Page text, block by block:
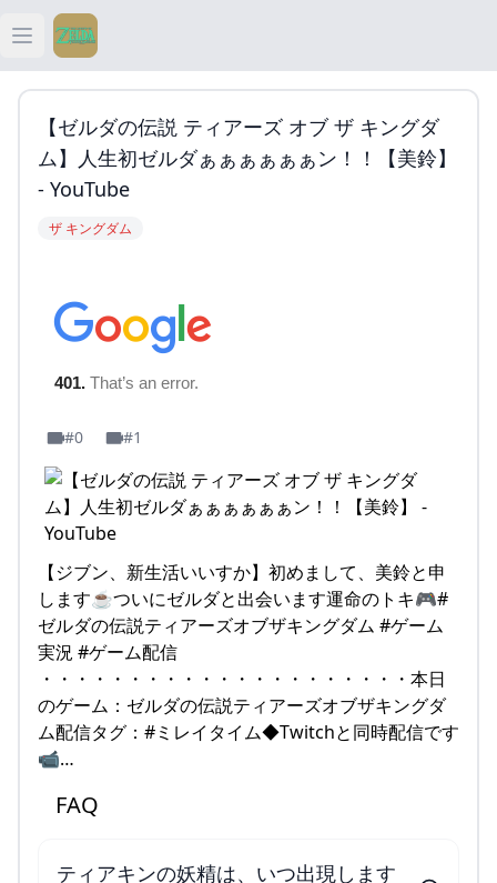
Open main menu
ティアキン
【ゼルダの伝説 ティアーズ オブ ザ キングダ
ム】人生初ゼルダぁぁぁぁぁぁン！！【美鈴】
- YouTube
ザ キングダム
#0 #1
【ジブン、新生活いいすか】初めまして、美鈴と申
します☕ついにゼルダと出会います運命のトキ🎮#
ゼルダの伝説ティアーズオブザキングダム #ゲーム
実況 #ゲーム配信
・・・・・・・・・・・・・・・・・・・・・本日
のゲーム：ゼルダの伝説ティアーズオブザキングダ
ム配信タグ：#ミレイタイム◆Twitchと同時配信です
📹…
FAQ
ティアキンの妖精は、いつ出現します